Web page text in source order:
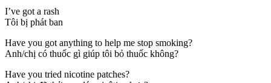
I’ve got a rash
Tôi bị phát ban
Have you got anything to help me stop smoking?
Anh/chị có thuốc gì giúp tôi bỏ thuốc không?
Have you tried nicotine patches?